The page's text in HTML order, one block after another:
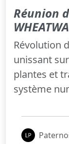
Réunion
Révolution
unissant
plantes et
système